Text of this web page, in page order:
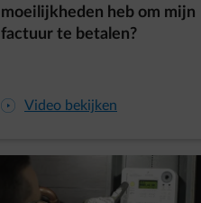
moeilijkheden heb om mijn
factuur te betalen?
arrow-play-fwd Video bekijken